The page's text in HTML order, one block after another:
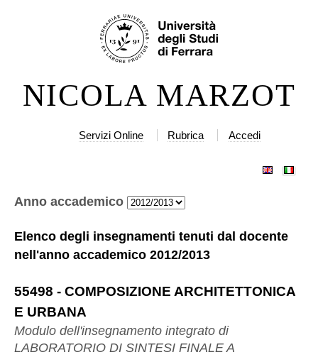
Salta
allaNICOLA MARZOT
Servizi Online Rubrica Accedi
Anno accademico
Elenco degli insegnamenti tenuti dal docente
nell'anno accademico 2012/2013
55498 - COMPOSIZIONE ARCHITETTONICA
E URBANA
Modulo dell'insegnamento integrato di
LABORATORIO DI SINTESI FINALE A